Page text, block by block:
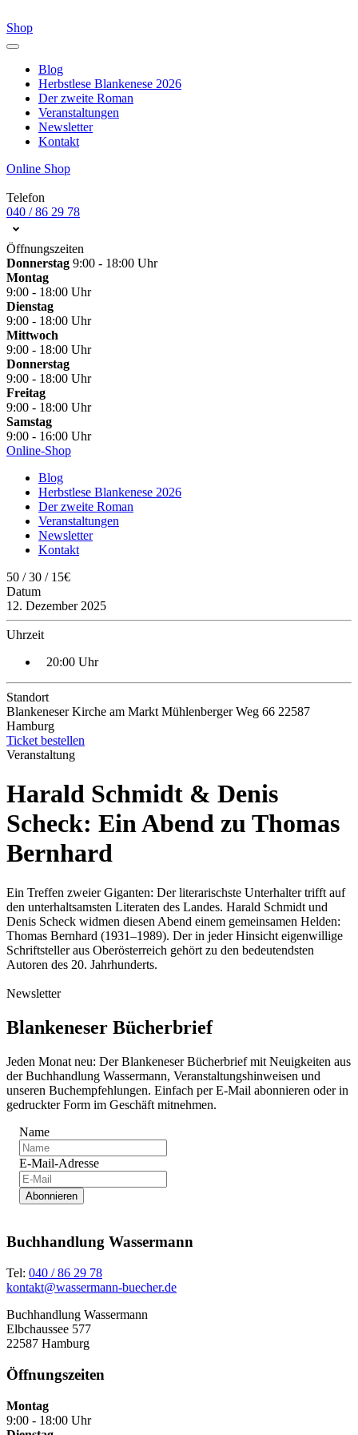
Shop
Blog
Herbstlese Blankenese 2026
Der zweite Roman
Veranstaltungen
Newsletter
Kontakt
Online Shop
Telefon
040 / 86 29 78
Öffnungszeiten
Donnerstag 9:00 - 18:00 Uhr
Montag
9:00 - 18:00 Uhr
Dienstag
9:00 - 18:00 Uhr
Mittwoch
9:00 - 18:00 Uhr
Donnerstag
9:00 - 18:00 Uhr
Freitag
9:00 - 18:00 Uhr
Samstag
9:00 - 16:00 Uhr
Online-Shop
Blog
Herbstlese Blankenese 2026
Der zweite Roman
Veranstaltungen
Newsletter
Kontakt
50 / 30 / 15€
Datum
12. Dezember 2025
Uhrzeit
20:00 Uhr
Standort
Blankeneser Kirche am Markt Mühlenberger Weg 66 22587
Hamburg
Ticket bestellen
Veranstaltung
Harald Schmidt & Denis
Scheck: Ein Abend zu Thomas
Bernhard
Ein Treffen zweier Giganten: Der literarischste Unterhalter trifft auf
den unterhaltsamsten Literaten des Landes. Harald Schmidt und
Denis Scheck widmen diesen Abend einem gemeinsamen Helden:
Thomas Bernhard (1931–1989). Der in jeder Hinsicht eigenwillige
Schriftsteller aus Oberösterreich gehört zu den bedeutendsten
Autoren des 20. Jahrhunderts.
Newsletter
Blankeneser Bücherbrief
Jeden Monat neu: Der Blankeneser Bücherbrief mit Neuigkeiten aus
der Buchhandlung Wassermann, Veranstaltungshinweisen und
unseren Buchempfehlungen. Einfach per E-Mail abonnieren oder in
gedruckter Form im Geschäft mitnehmen.
Name
E-Mail-Adresse
Abonnieren
Buchhandlung Wassermann
Tel: 040 / 86 29 78
kontakt@wassermann-buecher.de
Buchhandlung Wassermann
Elbchaussee 577
22587 Hamburg
Öffnungszeiten
Montag
9:00 - 18:00 Uhr